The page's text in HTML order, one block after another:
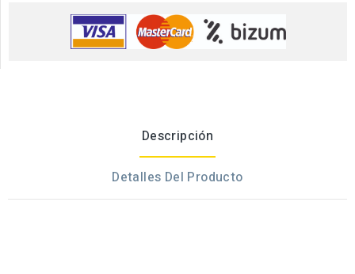
Descripción
Detalles Del Producto